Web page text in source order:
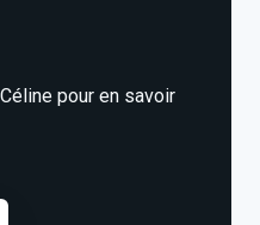
pour en savoir